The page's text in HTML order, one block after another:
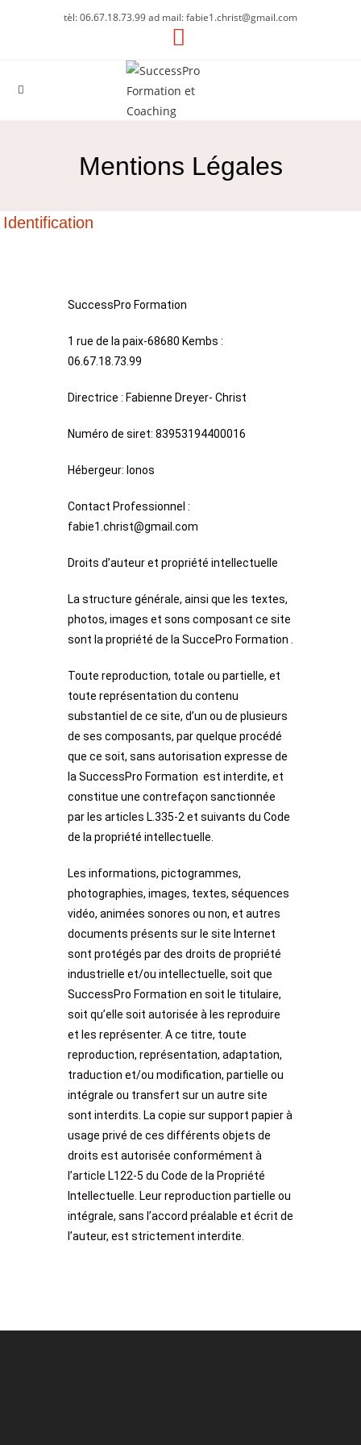
tèl: 06.67.18.73.99 ad mail: fabie1.christ@gmail.com
Mentions Légales
Identification
SuccessPro Formation
1 rue de la paix-68680 Kembs :
06.67.18.73.99
Directrice : Fabienne Dreyer- Christ
Numéro de siret: 83953194400016
Hébergeur: Ionos
Contact Professionnel :
fabie1.christ@gmail.com
Droits d’auteur et propriété intellectuelle
La structure générale, ainsi que les textes,
photos, images et sons composant ce site
sont la propriété de la SuccePro Formation .
Toute reproduction, totale ou partielle, et
toute représentation du contenu
substantiel de ce site, d’un ou de plusieurs
de ses composants, par quelque procédé
que ce soit, sans autorisation expresse de
la SuccessPro Formation est interdite, et
constitue une contrefaçon sanctionnée
par les articles L.335-2 et suivants du Code
de la propriété intellectuelle.
Les informations, pictogrammes,
photographies, images, textes, séquences
vidéo, animées sonores ou non, et autres
documents présents sur le site Internet
sont protégés par des droits de propriété
industrielle et/ou intellectuelle, soit que
SuccessPro Formation en soit le titulaire,
soit qu’elle soit autorisée à les reproduire
et les représenter. A ce titre, toute
reproduction, représentation, adaptation,
traduction et/ou modification, partielle ou
intégrale ou transfert sur un autre site
sont interdits. La copie sur support papier à
usage privé de ces différents objets de
droits est autorisée conformément à
l’article L122-5 du Code de la Propriété
Intellectuelle. Leur reproduction partielle ou
intégrale, sans l’accord préalable et écrit de
l’auteur, est strictement interdite.